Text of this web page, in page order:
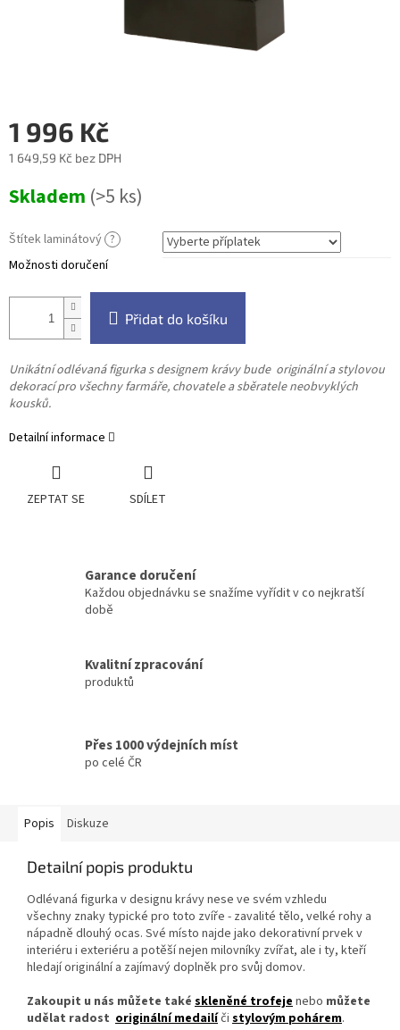
1 996 Kč
1 649,59 Kč bez DPH
cena:
Skladem (>5 ks)
Štítek laminátový ?
Možnosti doručení
Přidat do košíku
Unikátní odlévaná figurka s designem krávy bude originální a stylovou
dekorací pro všechny farmáře, chovatele a sběratele neobvyklých
kousků.
Detailní informace
ZEPTAT SE SDÍLET
Garance doručení
Každou objednávku se snažíme vyřídit v co nejkratší
době
Kvalitní zpracování
produktů
Přes 1000 výdejních míst
po celé ČR
Popis Diskuze
Detailní popis produktu
Odlévaná figurka v designu krávy nese ve svém vzhledu
všechny znaky typické pro toto zvíře - zavalité tělo, velké rohy a
nápadně dlouhý ocas. Své místo najde jako dekorativní prvek v
interiéru i exteriéru a potěší nejen milovníky zvířat, ale i ty, kteří
hledají originální a zajímavý doplněk pro svůj domov.
Zakoupit u nás můžete také skleněné trofejenebo můžete
udělat radost originální medailíči stylovým pohárem.